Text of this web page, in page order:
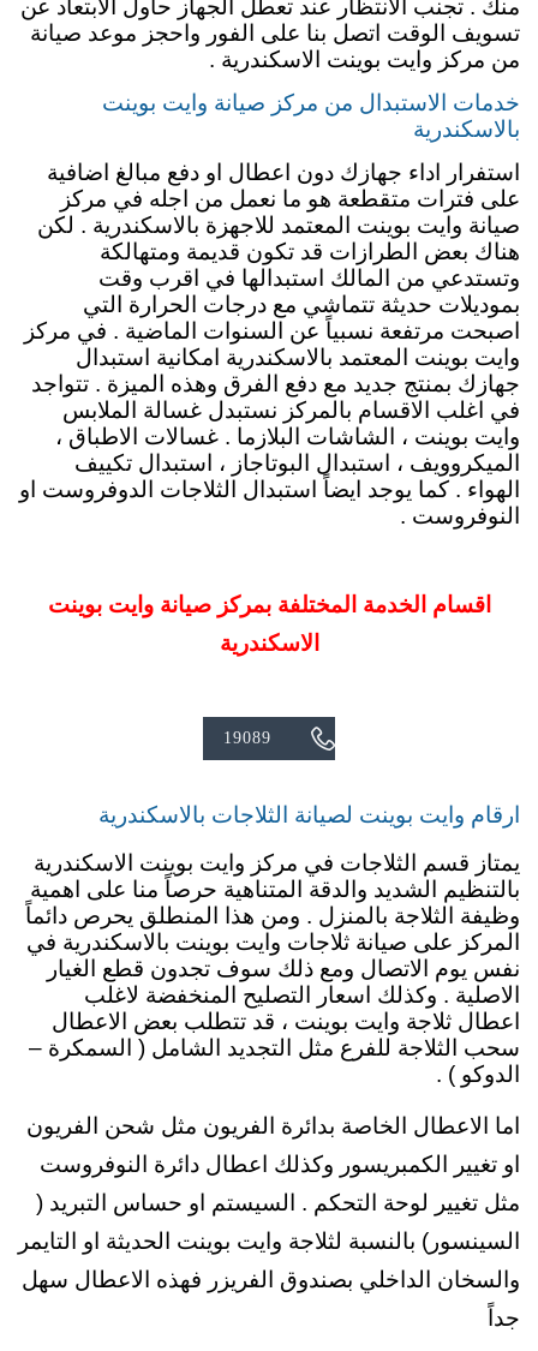
منك . تجنب الانتظار عند تعطل الجهاز حاول الابتعاد عن
تسويف الوقت اتصل بنا على الفور واحجز موعد صيانة
من مركز وايت بوينت الاسكندرية .
خدمات الاستبدال من مركز صيانة وايت بوينت
بالاسكندرية
استفرار اداء جهازك دون اعطال او دفع مبالغ اضافية
على فترات متقطعة هو ما نعمل من اجله في مركز
صيانة وايت بوينت المعتمد للاجهزة بالاسكندرية . لكن
هناك بعض الطرازات قد تكون قديمة ومتهالكة
وتستدعي من المالك استبدالها في اقرب وقت
بموديلات حديثة تتماشي مع درجات الحرارة التي
اصبحت مرتفعة نسبياً عن السنوات الماضية . في مركز
وايت بوينت المعتمد بالاسكندرية امكانية استبدال
جهازك بمنتج جديد مع دفع الفرق وهذه الميزة . تتواجد
في اغلب الاقسام بالمركز نستبدل غسالة الملابس
وايت بوينت ، الشاشات البلازما . غسالات الاطباق ،
الميكروويف ، استبدال البوتاجاز ، استبدال تكييف
الهواء . كما يوجد ايضاً استبدال الثلاجات الدوفروست او
النوفروست .
اقسام الخدمة المختلفة بمركز صيانة وايت بوينت
الاسكندرية

19089
ارقام وايت بوينت لصيانة الثلاجات بالاسكندرية
يمتاز قسم الثلاجات في مركز وايت بوينت الاسكندرية
بالتنظيم الشديد والدقة المتناهية حرصاً منا على اهمية
وظيفة الثلاجة بالمنزل . ومن هذا المنطلق يحرص دائماً
المركز على صيانة ثلاجات وايت بوينت بالاسكندرية في
نفس يوم الاتصال ومع ذلك سوف تجدون قطع الغيار
الاصلية . وكذلك اسعار التصليح المنخفضة لاغلب
اعطال ثلاجة وايت بوينت ، قد تتطلب بعض الاعطال
سحب الثلاجة للفرع مثل التجديد الشامل ( السمكرة –
الدوكو ) .
اما الاعطال الخاصة بدائرة الفريون مثل شحن الفريون
او تغيير الكمبريسور وكذلك اعطال دائرة النوفروست
مثل تغيير لوحة التحكم . السيستم او حساس التبريد (
السينسور) بالنسبة لثلاجة وايت بوينت الحديثة او التايمر
والسخان الداخلي بصندوق الفريزر فهذه الاعطال سهل
جداً